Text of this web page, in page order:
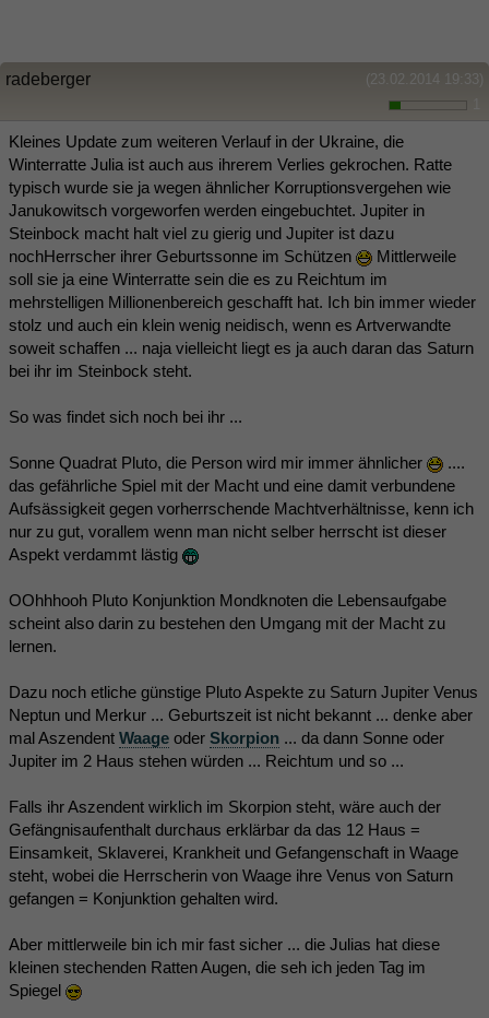
(23.02.2014 19:33)
radeberger
Kleines Update zum weiteren Verlauf in der Ukraine, die
Winterratte Julia ist auch aus ihrerem Verlies gekrochen. Ratte
typisch wurde sie ja wegen ähnlicher Korruptionsvergehen wie
Janukowitsch vorgeworfen werden eingebuchtet. Jupiter in
Steinbock macht halt viel zu gierig und Jupiter ist dazu
nochHerrscher ihrer Geburtssonne im Schützen
Mittlerweile
soll sie ja eine Winterratte sein die es zu Reichtum im
mehrstelligen Millionenbereich geschafft hat. Ich bin immer wieder
stolz und auch ein klein wenig neidisch, wenn es Artverwandte
soweit schaffen ... naja vielleicht liegt es ja auch daran das Saturn
bei ihr im Steinbock steht.
So was findet sich noch bei ihr ...
Sonne Quadrat Pluto, die Person wird mir immer ähnlicher
....
das gefährliche Spiel mit der Macht und eine damit verbundene
Aufsässigkeit gegen vorherrschende Machtverhältnisse, kenn ich
nur zu gut, vorallem wenn man nicht selber herrscht ist dieser
Aspekt verdammt lästig
OOhhhooh Pluto Konjunktion Mondknoten die Lebensaufgabe
scheint also darin zu bestehen den Umgang mit der Macht zu
lernen.
Dazu noch etliche günstige Pluto Aspekte zu Saturn Jupiter Venus
Neptun und Merkur ... Geburtszeit ist nicht bekannt ... denke aber
mal Aszendent Waage oder Skorpion ... da dann Sonne oder
Jupiter im 2 Haus stehen würden ... Reichtum und so ...
Falls ihr Aszendent wirklich im Skorpion steht, wäre auch der
Gefängnisaufenthalt durchaus erklärbar da das 12 Haus =
Einsamkeit, Sklaverei, Krankheit und Gefangenschaft in Waage
steht, wobei die Herrscherin von Waage ihre Venus von Saturn
gefangen = Konjunktion gehalten wird.
Aber mittlerweile bin ich mir fast sicher ... die Julias hat diese
kleinen stechenden Ratten Augen, die seh ich jeden Tag im
Spiegel